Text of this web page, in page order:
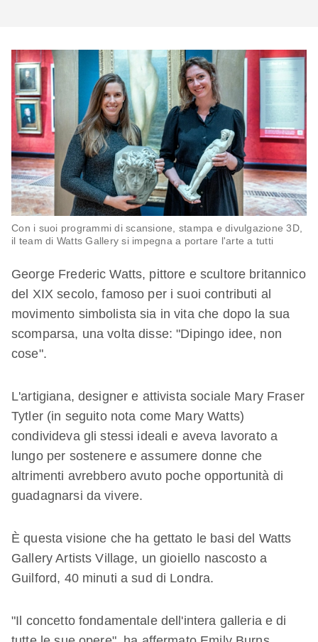
Con i suoi programmi di scansione, stampa e divulgazione 3D,
il team di Watts Gallery si impegna a portare l'arte a tutti
George Frederic Watts, pittore e scultore britannico
del XIX secolo, famoso per i suoi contributi al
movimento simbolista sia in vita che dopo la sua
scomparsa, una volta disse: "Dipingo idee, non
cose".
L'artigiana, designer e attivista sociale Mary Fraser
Tytler (in seguito nota come Mary Watts)
condivideva gli stessi ideali e aveva lavorato a
lungo per sostenere e assumere donne che
altrimenti avrebbero avuto poche opportunità di
guadagnarsi da vivere.
È questa visione che ha gettato le basi del Watts
Gallery Artists Village, un gioiello nascosto a
Guilford, 40 minuti a sud di Londra.
"Il concetto fondamentale dell'intera galleria e di